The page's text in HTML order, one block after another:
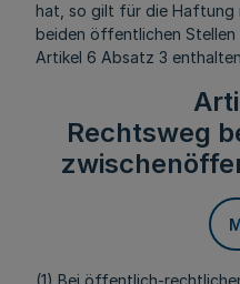
hat, so gilt für die Haftung
beiden öffentlichen Stellen
Artikel 6 Absatz 3
Rechtsweg
(1) Bei öffentlich-